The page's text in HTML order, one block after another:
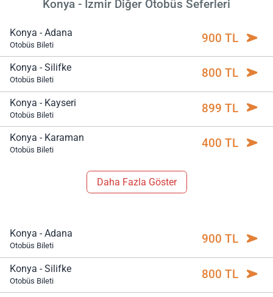
Konya - İzmir Diğer Otobüs Seferleri
Konya - Adana
Otobüs Bileti 900 TL
Konya - Silifke
Otobüs Bileti 800 TL
Konya - Kayseri
Otobüs Bileti 899 TL
Konya - Karaman
Otobüs Bileti 400 TL
Daha Fazla Göster
Konya - Adana
Otobüs Bileti 900 TL
Konya - Silifke
Otobüs Bileti 800 TL